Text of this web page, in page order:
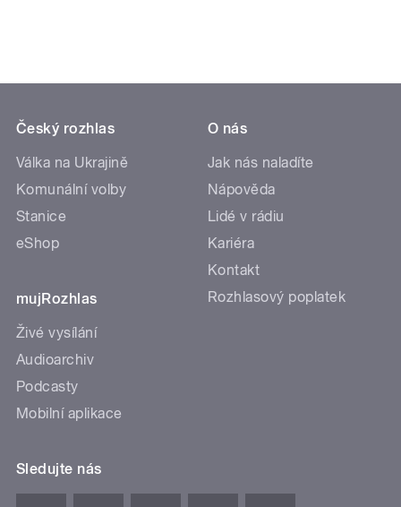
Český rozhlas
Válka na Ukrajině
Komunální volby
Stanice
eShop
mujRozhlas
Živé vysílání
Audioarchiv
Podcasty
Mobilní aplikace
O nás
Jak nás naladíte
Nápověda
Lidé v rádiu
Kariéra
Kontakt
Rozhlasový poplatek
Sledujte nás